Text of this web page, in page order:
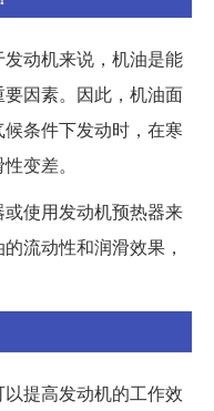
动机来说，机油是能
因素。因此，机油面
条件下发动时，在寒
变差。
使用发动机预热器来
流动性和润滑效果，
提高发动机的工作效